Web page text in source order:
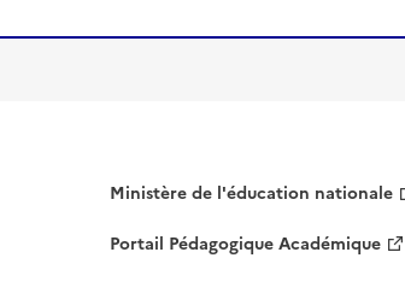
Ministère de l'éducation nationale
Portail Pédagogique Académique